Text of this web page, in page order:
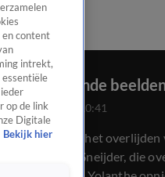
Ontroerende
20 juli 2023, 10:41
Een week na het overlijden
van Wesley Sneijder, die
en content
intrekt,
op de link
Digitale
Bekijk hier